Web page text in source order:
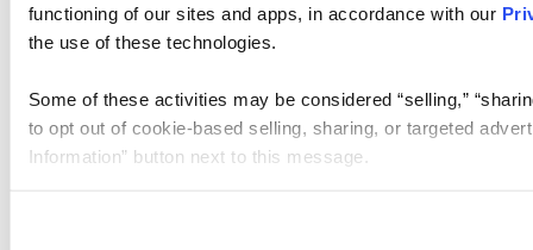
functioning of our sites and apps, in accordance with our
the use of these technologies.
Some of these activities may be considered “selling,”
to opt out of cookie-based selling, sharing, or targeted
Information” button next to this message.